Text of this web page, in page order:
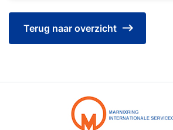
Terug naar overzicht